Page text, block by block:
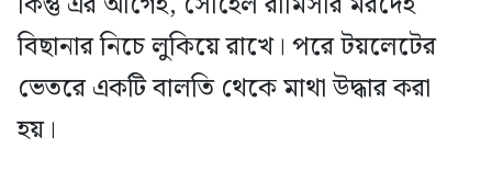
বিছানার নিচে লুকিয়ে রাখে। পরে টয়লেটের
ভেতরে একটি বালতি থেকে মাথা উদ্ধার করা
হয়।